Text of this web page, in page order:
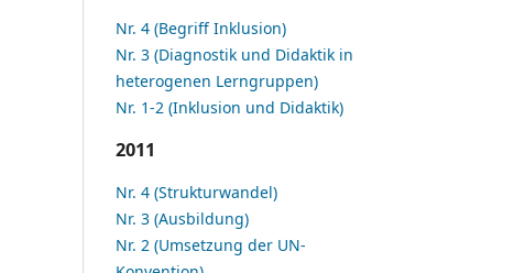
Nr. 4 (Begriff Inklusion)
Nr. 3 (Diagnostik und Didaktik in
heterogenen Lerngruppen)
Nr. 1-2 (Inklusion und Didaktik)
2011
Nr. 4 (Strukturwandel)
Nr. 3 (Ausbildung)
Nr. 2 (Umsetzung der UN-